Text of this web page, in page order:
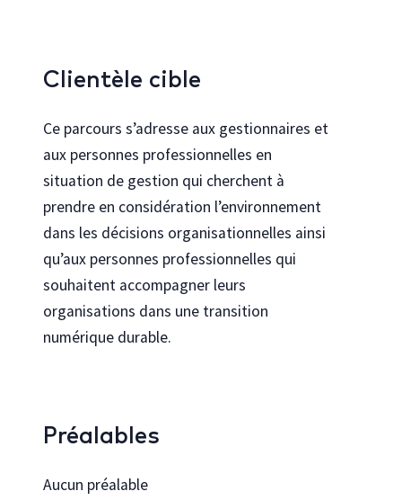
Clientèle cible
Ce parcours s’adresse aux gestionnaires et
aux personnes professionnelles en
situation de gestion qui cherchent à
prendre en considération l’environnement
dans les décisions organisationnelles ainsi
qu’aux personnes professionnelles qui
souhaitent accompagner leurs
organisations dans une transition
numérique durable.
Préalables
Aucun préalable